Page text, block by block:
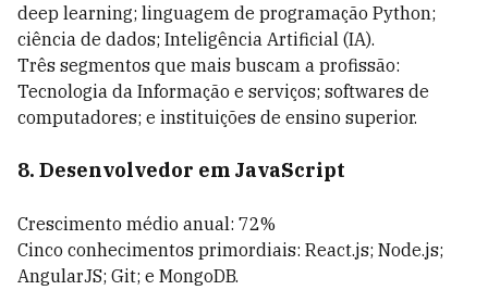
deep learning; linguagem de programação Python;
ciência de dados; Inteligência Artificial (IA).
Três segmentos que mais buscam a profissão:
Tecnologia da Informação e serviços; softwares de
computadores; e instituições de ensino superior.
8. Desenvolvedor em JavaScript
Crescimento médio anual: 72%
Cinco conhecimentos primordiais: React.js; Node.js;
AngularJS; Git; e MongoDB.